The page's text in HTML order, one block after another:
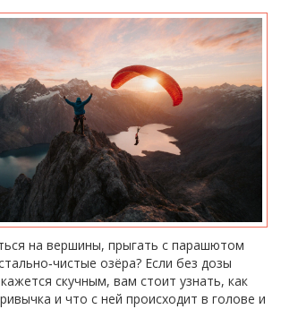
на вершины, прыгать с парашютом
озёра? Если без дозы
скучным, вам стоит узнать, как
и что с ней происходит в голове и